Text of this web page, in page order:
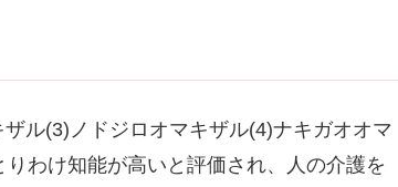
ル(3)ノドジロオマキザル(4)ナキガオオマ
わけ知能が高いと評価され、人の介護を